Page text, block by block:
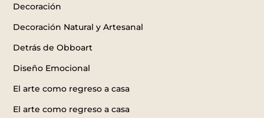
Decoración
Decoración Natural y Artesanal
Detrás de Obboart
Diseño Emocional
El arte como regreso a casa
El arte como regreso a casa